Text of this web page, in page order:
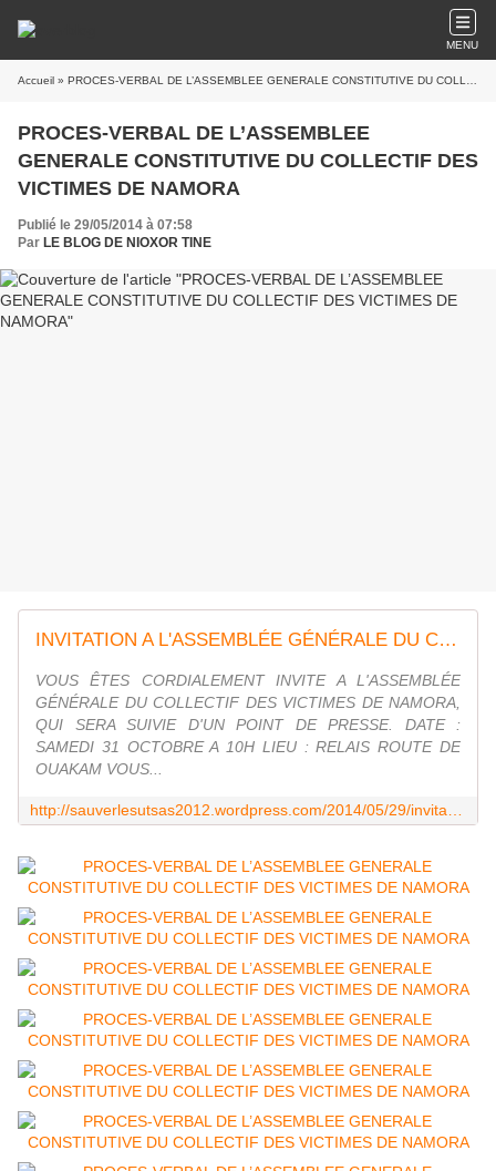
MENU
Accueil » PROCES-VERBAL DE L’ASSEMBLEE GENERALE CONSTITUTIVE DU COLLECTIF DES VICTIMES DE NAMORA
PROCES-VERBAL DE L’ASSEMBLEE
GENERALE CONSTITUTIVE DU COLLECTIF DES
VICTIMES DE NAMORA
Publié le 29/05/2014 à 07:58
Par LE BLOG DE NIOXOR TINE
INVITATION A L'ASSEMBLÉE GÉNÉRALE DU COLLECTIF DES VICTIMES DE NAMORA
VOUS ÊTES CORDIALEMENT INVITE A L'ASSEMBLÉE
GÉNÉRALE DU COLLECTIF DES VICTIMES DE NAMORA,
QUI SERA SUIVIE D'UN POINT DE PRESSE. DATE :
SAMEDI 31 OCTOBRE A 10H LIEU : RELAIS ROUTE DE
OUAKAM VOUS...